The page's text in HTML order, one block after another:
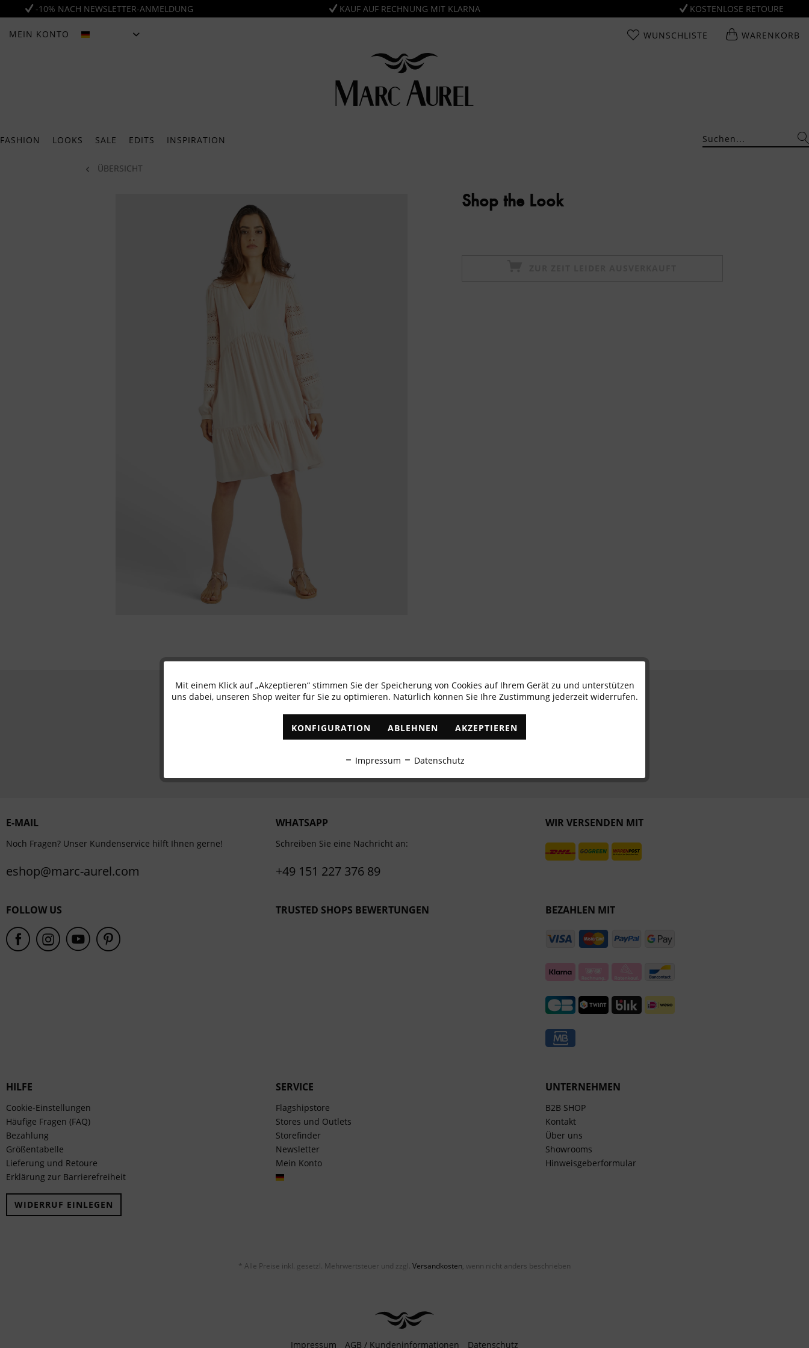
-10% NACH NEWSLETTER-ANMELDUNG KAUF AUF RECHNUNG MIT KLARNA KOSTENLOSE RETOURE
MEIN KONTO WUNSCHLISTE WARENKORB
FASHION LOOKS SALE EDITS INSPIRATION
ÜBERSICHT
Shop the Look
Newsletter abonnieren & 10% - Gutschein erhalten
✓ Exklusive Angebote ✓ Die aktuellsten Trends
E-MAIL
Noch Fragen? Unser Kundenservice hilft Ihnen gerne!
eshop@marc-aurel.com
WHATSAPP
Schreiben Sie eine Nachricht an:
+49 151 227 376 89
WIR VERSENDEN MIT
FOLLOW US TRUSTED SHOPS BEWERTUNGEN BEZAHLEN MIT
HILFE
Cookie-Einstellungen
Häufige Fragen (FAQ)
Bezahlung
Größentabelle
Lieferung und Retoure
Erklärung zur Barrierefreiheit
WIDERRUF EINLEGEN
SERVICE
Flagshipstore
Stores und Outlets
Storefinder
Newsletter
Mein Konto
UNTERNEHMEN
B2B SHOP
Kontakt
Über uns
Showrooms
Hinweisgeberformular
* Alle Preise inkl. gesetzl. Mehrwertsteuer und zzgl. Versandkosten, wenn nicht anders beschrieben
Impressum AGB / Kundeninformationen Datenschutz
Funktionale Aktiv
Mit einem Klick auf „Akzeptieren“ stimmen Sie der Speicherung von Cookies auf Ihrem Gerät zu und unterstützen
uns dabei, unseren Shop weiter für Sie zu optimieren. Natürlich können Sie Ihre Zustimmung jederzeit widerrufen.
KONFIGURATION ABLEHNEN AKZEPTIEREN
Impressum Datenschutz